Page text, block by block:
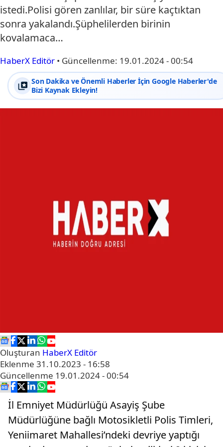
istedi.Polisi gören zanlılar, bir süre kaçtıktan
sonra yakalandı.Şüphelilerden birinin
kovalamaca…
HaberX Editör • Güncellenme: 19.01.2024 - 00:54
Son Dakika ve Önemli Haberler İçin Google Haberler'de
Bizi Kaynak Ekleyin!
Oluşturan HaberX Editör
Eklenme 31.10.2023 - 16:58
Güncellenme 19.01.2024 - 00:54
İl Emniyet Müdürlüğü Asayiş Şube
Müdürlüğüne bağlı Motosikletli Polis Timleri,
Yeniimaret Mahallesi’ndeki devriye yaptığı